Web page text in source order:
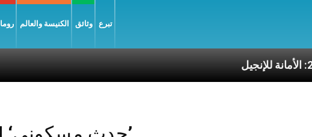
روما الكنيسة والعالم وثائق تبرع
للإنجيل